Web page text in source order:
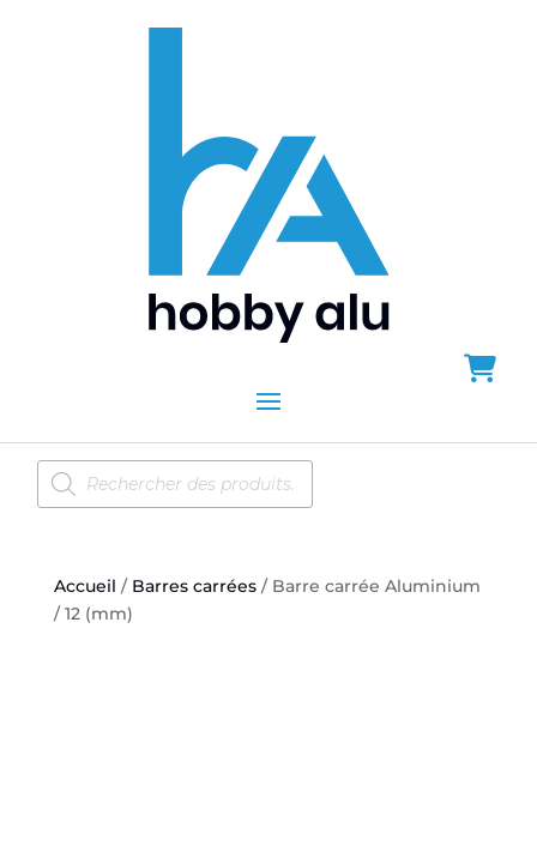
Recherche
de
produits
Accueil / Barres carrées/ Barre carrée Aluminium
/ 12 (mm)